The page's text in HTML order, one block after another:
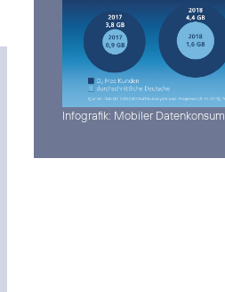
Infografik: Mobiler Datenkonsum